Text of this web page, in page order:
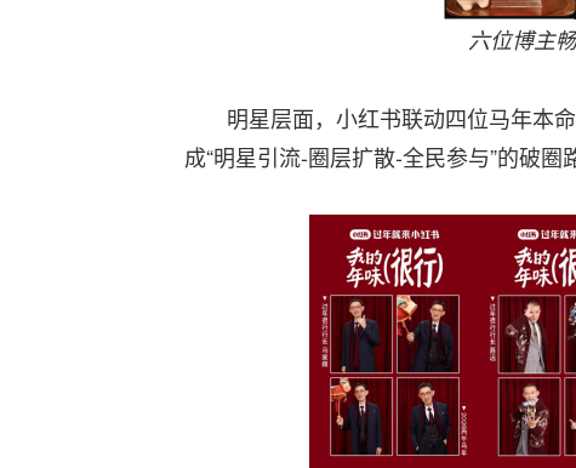
六位博主
明星层面，小红书联动四位马年本命
成“明星引流-圈层扩散-全民参与”的破